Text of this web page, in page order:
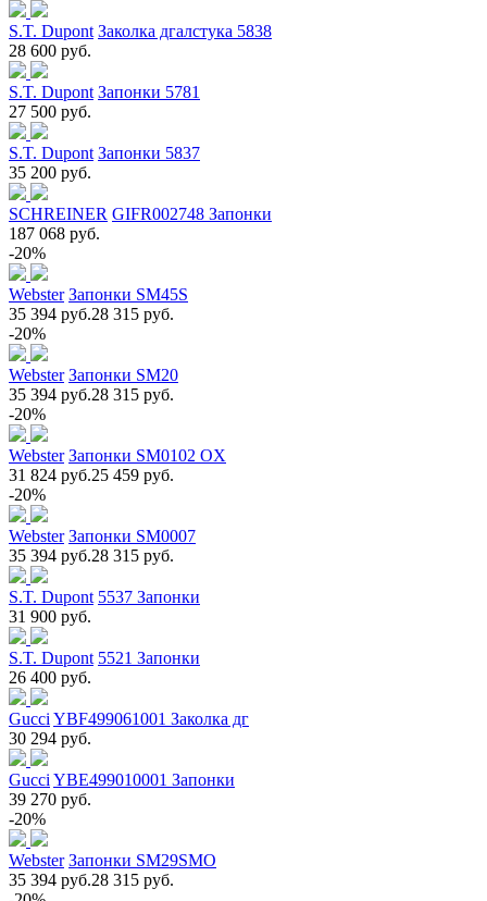
S.T. Dupont Заколка дгалстука 5838
28 600 руб.
S.T. Dupont Запонки 5781
27 500 руб.
S.T. Dupont Запонки 5837
35 200 руб.
SCHREINER GIFR002748 Запонки
187 068 руб.
-20%
Webster Запонки SM45S
35 394 руб.28 315 руб.
-20%
Webster Запонки SM20
35 394 руб.28 315 руб.
-20%
Webster Запонки SM0102 OX
31 824 руб.25 459 руб.
-20%
Webster Запонки SM0007
35 394 руб.28 315 руб.
S.T. Dupont 5537 Запонки
31 900 руб.
S.T. Dupont 5521 Запонки
26 400 руб.
Gucci YBF499061001 Заколка дг
30 294 руб.
Gucci YBE499010001 Запонки
39 270 руб.
-20%
Webster Запонки SM29SMO
35 394 руб.28 315 руб.